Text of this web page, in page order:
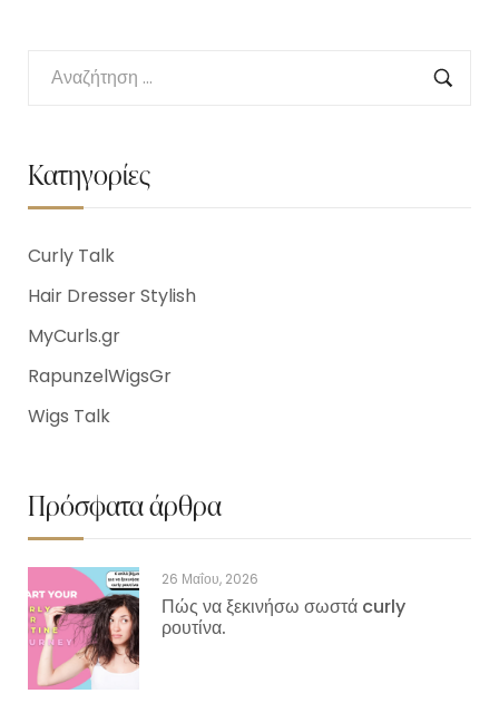
Κατηγορίες
Curly Talk
Hair Dresser Stylish
MyCurls.gr
RapunzelWigsGr
Wigs Talk
Πρόσφατα άρθρα
26 Μαΐου, 2026
Πώς να ξεκινήσω σωστά curly
ρουτίνα.